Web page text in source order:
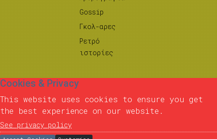
Gossip
Γκολ-αρες
Ρετρό
ιστορίες
Cookies & Privacy
This website uses cookies to ensure you get
the best experience on our website.
See privacy policy